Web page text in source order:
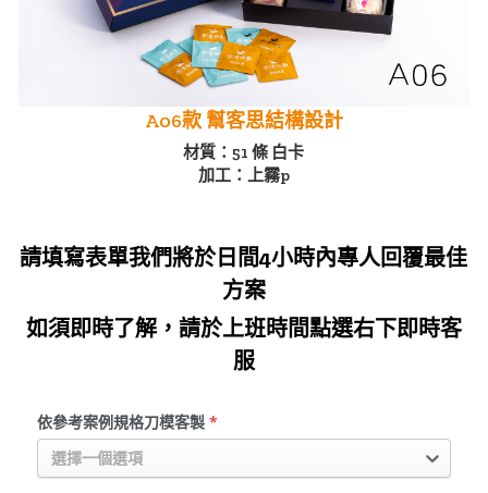
A06款 幫客思結構設計
材質：51 條 白卡
加工：上霧p
請填寫表單我們將於日間4小時內專人回覆最佳
方案
如須即時了解，請於上班時間點選右下即時客
服
依參考案例規格刀模客製*
選擇一個選項